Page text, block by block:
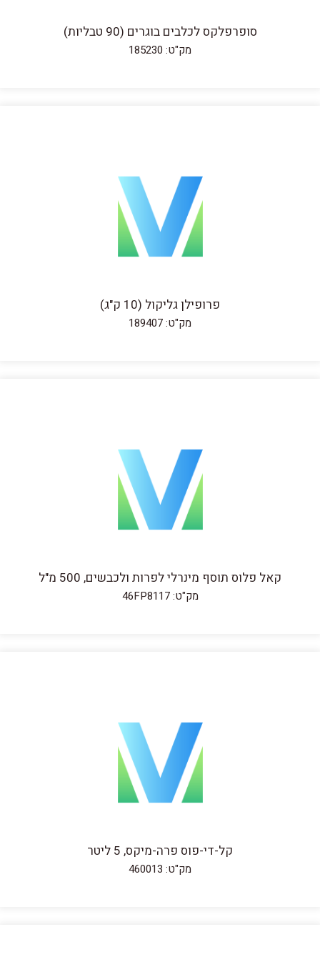
סופרפלקס לכלבים בוגרים (90 טבליות)
מק"ט: 185230
פרופילן גליקול (10 ק"ג)
מק"ט: 189407
קאל פלוס תוסף מינרלי לפרות ולכבשים, 500 מ"ל
מק"ט: 46FP8117
קל-די-פוס פרה-מיקס, 5 ליטר
מק"ט: 460013